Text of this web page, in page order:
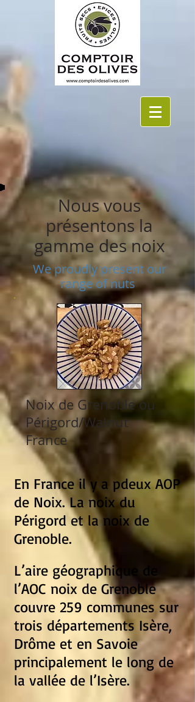
Nous vous
présentons la
gamme des noix
We proudly present our
range of nuts
Noix de Grenoble ou
Périgord/Walnut
France
En France il y a pdeux AOP
de Noix. La noix du
Périgord et la noix de
Grenoble.
L’aire géographique de
l’AOC noix de Grenoble
couvre 259 communes sur
trois départements Isère,
Drôme et en Savoie
principalement le long de
la vallée de l’Isère.